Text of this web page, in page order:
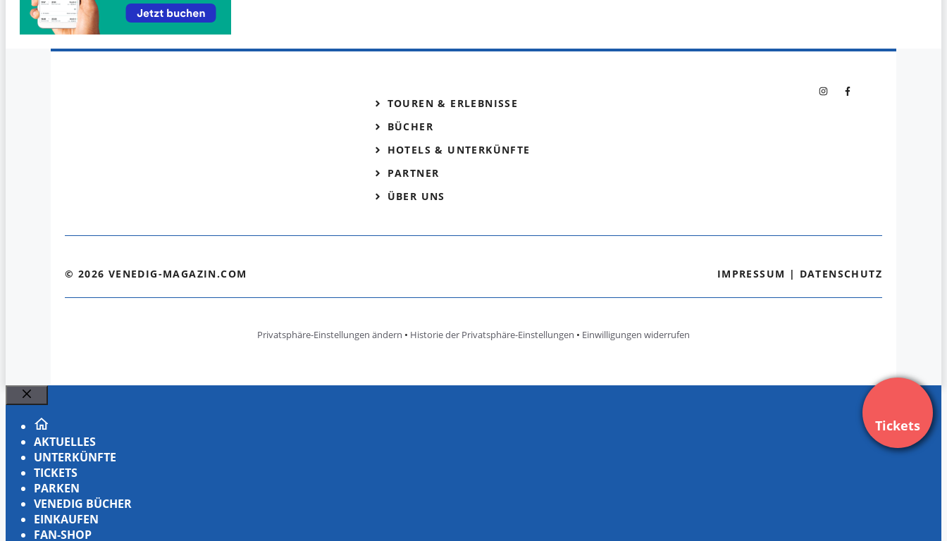
Tickets
TOUREN & ERLEBNISSE
BÜCHER
HOTELS & UNTERKÜNFTE
PARTNER
ÜBER UNS
© 2026 VENEDIG-MAGAZIN.COM IMPRESSUM | DATENSCHUTZ
Privatsphäre-Einstellungen ändern • Historie der Privatsphäre-Einstellungen • Einwilligungen widerrufen
Schließen
AKTUELLES
UNTERKÜNFTE
TICKETS
PARKEN
VENEDIG BÜCHER
EINKAUFEN
FAN-SHOP